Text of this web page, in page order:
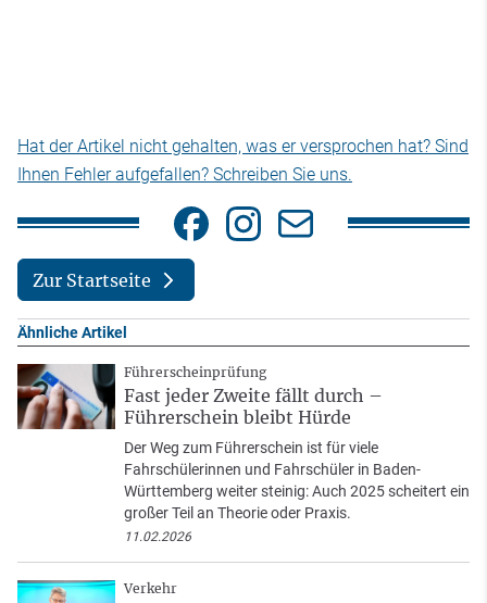
Hat der Artikel nicht gehalten, was er versprochen hat? Sind
Ihnen Fehler aufgefallen? Schreiben Sie uns.
Zur Startseite
Ähnliche Artikel
Führerscheinprüfung
Fast jeder Zweite fällt durch –
Führerschein bleibt Hürde
Der Weg zum Führerschein ist für viele
Fahrschülerinnen und Fahrschüler in Baden-
Württemberg weiter steinig: Auch 2025 scheitert ein
großer Teil an Theorie oder Praxis.
11.02.2026
Verkehr